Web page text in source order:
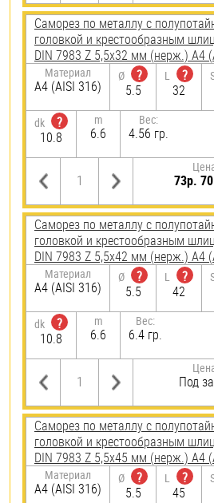
Саморез по металлу с
головкой и крестообразным
DIN 7983 Z 5,5х32 мм (нерж.) A4
Материал
A4 (AISI 316)
Ø
?
5.5
L
?
32
dk
?
10.8
m
6.6
Вес:
4.56 гр.
73р.
Саморез по металлу с
головкой и крестообразным
DIN 7983 Z 5,5х42 мм (нерж.) A4
Материал
A4 (AISI 316)
Ø
?
5.5
L
?
42
dk
?
10.8
m
6.6
Вес:
6.4 гр.
Под
Саморез по металлу с
головкой и крестообразным
DIN 7983 Z 5,5х45 мм (нерж.) A4
Материал
A4 (AISI 316)
Ø
?
5.5
L
?
45